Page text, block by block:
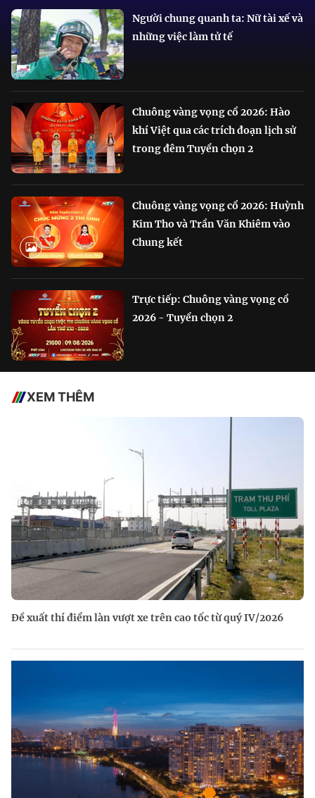
Người chung quanh ta: Nữ tài xế và
những việc làm tử tế
Chuông vàng vọng cổ 2026: Hào
khí Việt qua các trích đoạn lịch sử
trong đêm Tuyển chọn 2
Chuông vàng vọng cổ 2026: Huỳnh
Kim Tho và Trần Văn Khiêm vào
Chung kết
Trực tiếp: Chuông vàng vọng cổ
2026 - Tuyển chọn 2
XEM THÊM
Đề xuất thí điểm làn vượt xe trên cao tốc từ quý IV/2026